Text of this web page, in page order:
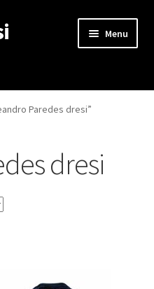
Menu
Paredes dresi”
dresi